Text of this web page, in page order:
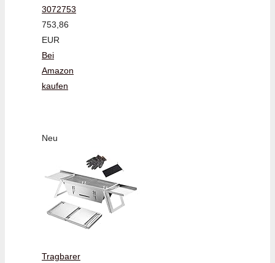
3072753
753,86
EUR
Bei
Amazon
kaufen
Neu
Tragbarer